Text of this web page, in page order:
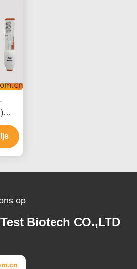
op
Biotech CO.,LTD